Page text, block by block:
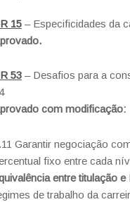
15 – Especificidades da
53 – Desafios para a
com modificação:
Garantir negociação
fixo entre cada
entre titulação
de trabalho da